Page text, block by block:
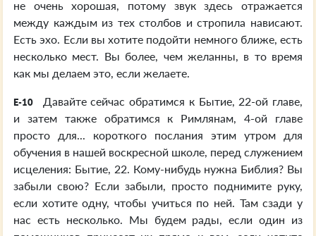
не очень хорошая, потому звук здесь отражается
между каждым из тех столбов и стропила нависают.
Есть эхо. Если вы хотите подойти немного ближе, есть
несколько мест. Вы более, чем желанны, в то время
как мы делаем это, если желаете.
E-10
Давайте сейчас обратимся к Бытие, 22-ой главе,
и затем также обратимся к Римлянам, 4-ой главе
просто для... короткого послания этим утром для
обучения в нашей воскресной школе, перед служением
исцеления: Бытие, 22. Кому-нибудь нужна Библия? Вы
забыли свою? Если забыли, просто поднимите руку,
если хотите одну, чтобы учиться по ней. Там сзади у
нас есть несколько. Мы будем рады, если один из